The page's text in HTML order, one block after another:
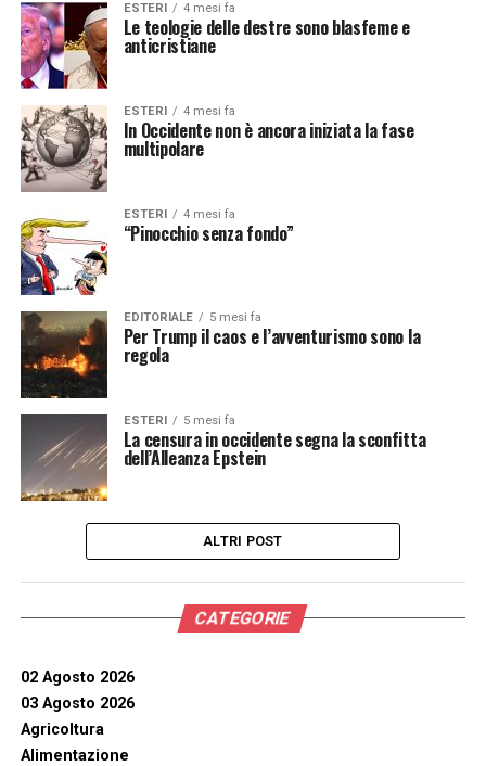
ESTERI 4 mesi fa
Le teologie delle destre sono blasfeme e
ESTERI 4 mesi fa
In Occidente non è ancora iniziata la fase
multipolare
ESTERI 4 mesi fa
“Pinocchio senza fondo”
EDITORIALE 5 mesi fa
Per Trump il caos e l’avventurismo sono la
regola
ESTERI 5 mesi fa
La censura in occidente segna la sconfitta
dell’Alleanza Epstein
ALTRI POST
CATEGORIE
02 Agosto 2026
03 Agosto 2026
Agricoltura
Alimentazione